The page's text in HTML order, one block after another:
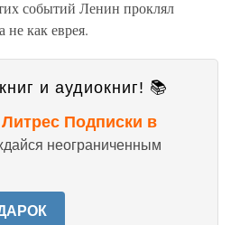
событий Ленин проклял
не как еврея.
и аудиокниг! 📚
Подписки в
неограниченным